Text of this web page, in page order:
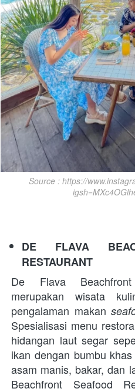
Source : https://
DE FLAVA
RESTAURANT
De Flava
merupakan wisata
pengalaman makan
Spesialisasi menu
hidangan laut segar
ikan dengan bumbu
asam manis, bakar, dan
Beachfront Seafood